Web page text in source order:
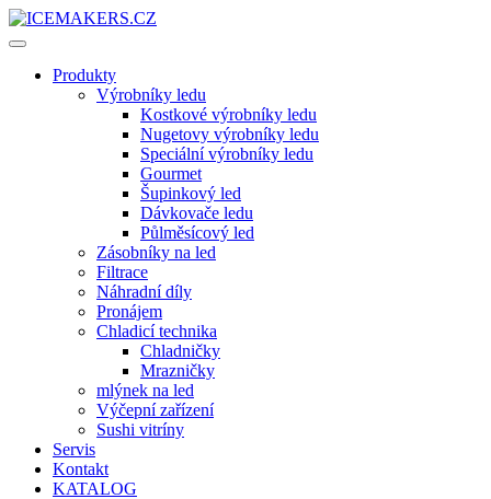
Produkty
Výrobníky ledu
Kostkové výrobníky ledu
Nugetovy výrobníky ledu
Speciální výrobníky ledu
Gourmet
Šupinkový led
Dávkovače ledu
Půlměsícový led
Zásobníky na led
Filtrace
Náhradní díly
Pronájem
Chladicí technika
Chladničky
Mrazničky
mlýnek na led
Výčepní zařízení
Sushi vitríny
Servis
Kontakt
KATALOG